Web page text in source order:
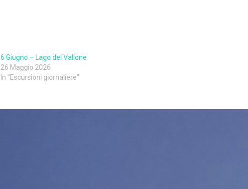
6 Giugno – Lago del Vallone
26 Maggio 2026
In "Escursioni giornaliere"